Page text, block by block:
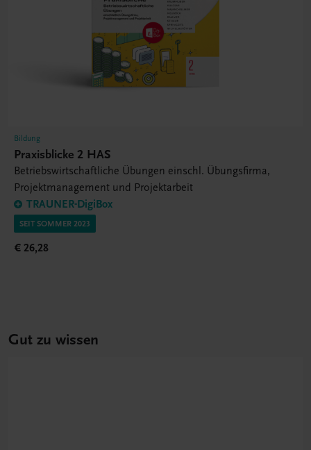
Bildung
Praxisblicke 2 HAS
Betriebswirtschaftliche Übungen einschl. Übungsfirma,
Projektmanagement und Projektarbeit
TRAUNER-DigiBox
SEIT SOMMER 2023
€ 26,28
Gut zu wissen